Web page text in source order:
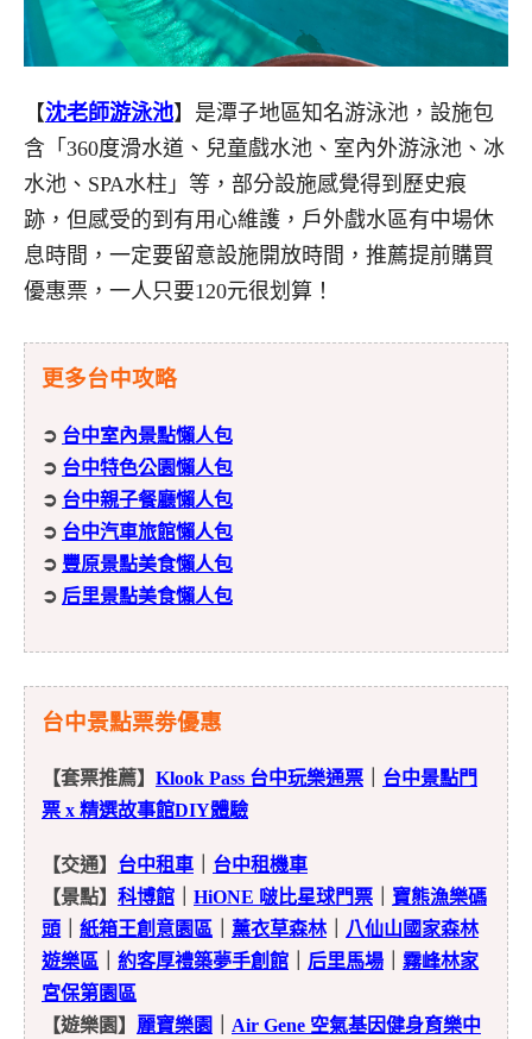
【沈老師游泳池】是潭子地區知名游泳池，設施包
含「360度滑水道、兒童戲水池、室內外游泳池、冰
水池、SPA水柱」等，部分設施感覺得到歷史痕
跡，但感受的到有用心維護，戶外戲水區有中場休
息時間，一定要留意設施開放時間，推薦提前購買
優惠票，一人只要120元很划算！
更多台中攻略
➲ 台中室內景點懶人包
➲ 台中特色公園懶人包
➲ 台中親子餐廳懶人包
➲ 台中汽車旅館懶人包
➲ 豐原景點美食懶人包
➲ 后里景點美食懶人包
台中景點票劵優惠
【套票推薦】 Klook Pass 台中玩樂通票
台中景點門
票 x 精選故事館DIY體驗
【交通】 台中租車
台中租機車
【景點】 科博館 HiONE 啵比星球門票
寶熊漁樂碼
頭
紙箱王創意園區 薰衣草森林｜
八仙山國家森林
遊樂區
約客厚禮築夢手創館 后里馬場
霧峰林家
宮保第園區
【遊樂園】 麗寶樂園
Air Gene 空氣基因健身育樂中